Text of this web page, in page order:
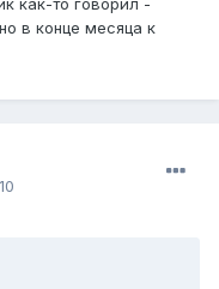
как-то говорил -
в конце месяца к